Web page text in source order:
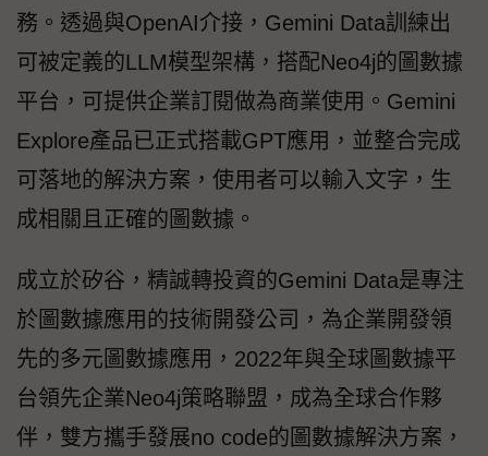
務。透過與OpenAI介接，Gemini Data訓練出
可被定義的LLM模型架構，搭配Neo4j的圖數據
平台，可提供企業訂閱做為商業使用。Gemini
Explore產品已正式搭載GPT應用，並整合完成
可落地的解決方案，使用者可以輸入文字，生
成相關且正確的圖數據。
成立於矽谷，精誠轉投資的Gemini Data是專注
於圖數據應用的技術開發公司，為企業開發領
先的多元圖數據應用，2022年與全球圖數據平
台領先企業Neo4j策略聯盟，成為全球合作夥
伴，雙方攜手發展no code的圖數據解決方案，